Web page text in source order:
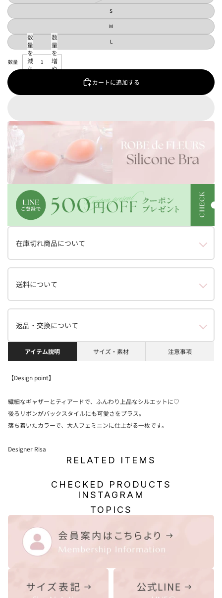
S
M
L
数
量
を
減
ら
数
量
を
増
や
カートに追加する
在庫切れ商品について
送料について
返品・交換について
アイテム説明 サイズ・素材 注意事項
【Design point】
繊細なギャザーとティアードで、ふんわり上品なシルエットに♡
後ろリボンがバックスタイルにも可愛さをプラス。
落ち着いたカラーで、大人フェミニンに仕上がる一枚です。
Designer Risa
RELATED ITEMS
CHECKED PRODUCTS
INSTAGRAM
TOPICS